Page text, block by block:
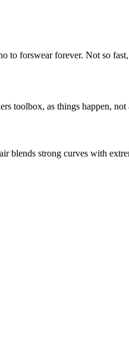
forswear forever. Not so
toolbox, as things happen,
strong curves with